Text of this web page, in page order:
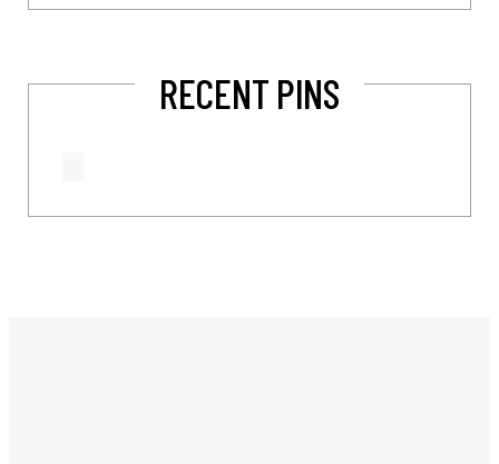
RECENT PINS